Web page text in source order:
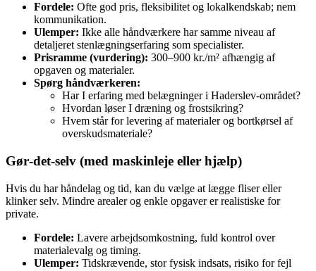
Fordele: Ofte god pris, fleksibilitet og lokalkendskab; nem
kommunikation.
Ulemper: Ikke alle håndværkere har samme niveau af
detaljeret stenlægningserfaring som specialister.
Prisramme (vurdering): 300–900 kr./m² afhængig af
opgaven og materialer.
Spørg håndværkeren:
Har I erfaring med belægninger i Haderslev-området?
Hvordan løser I dræning og frostsikring?
Hvem står for levering af materialer og bortkørsel af
overskudsmateriale?
Gør‑det‑selv (med maskinleje eller hjælp)
Hvis du har håndelag og tid, kan du vælge at lægge fliser eller
klinker selv. Mindre arealer og enkle opgaver er realistiske for
private.
Fordele: Lavere arbejdsomkostning, fuld kontrol over
materialevalg og timing.
Ulemper: Tidskrævende, stor fysisk indsats, risiko for fejl